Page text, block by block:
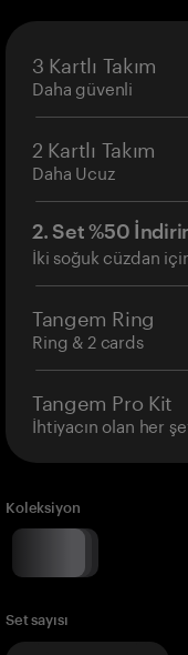
3 Kartlı Takım
Daha güvenli
2 Kartlı Takım
Daha Ucuz
2. Set %50
İki soğuk cüzdan
Tangem Ring
Ring & 2 cards
Tangem Pro Kit
İhtiyacın olan her
Koleksiyon
Set sayısı